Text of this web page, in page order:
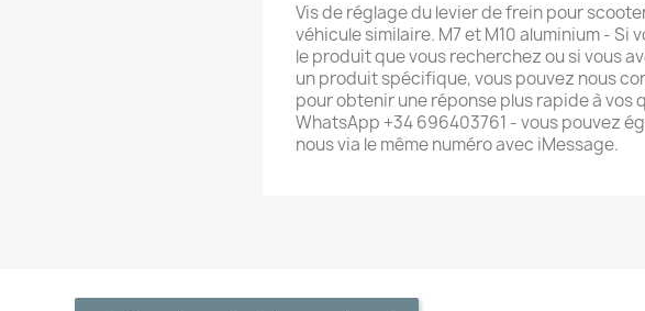
Vis de réglage du levier de frein pour
véhicule similaire. M7 et M10 aluminium - Si
le produit que vous recherchez ou si vous
un produit spécifique, vous pouvez nous
pour obtenir une réponse plus rapide à vos
WhatsApp +34 696403761 - vous pouvez
nous via le même numéro avec iMessage.